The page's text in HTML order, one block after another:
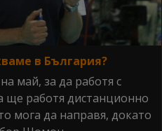
в България?
май, за да работя с
ще работя дистанционно
мога да направя, докато